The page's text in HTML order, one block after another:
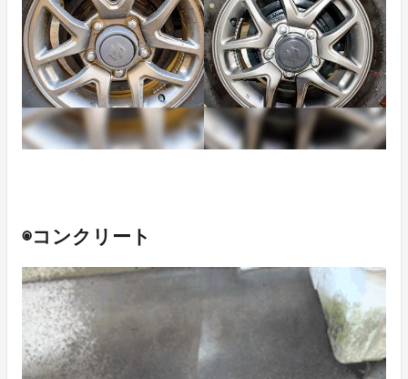
◉コンクリート